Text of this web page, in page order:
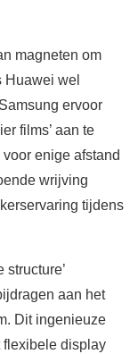
magneten om
Huawei wel
ervoor
films’ aan te
enige afstand
wrijving
tijdens
structure’
aan het
Dit ingenieuze
flexibele display